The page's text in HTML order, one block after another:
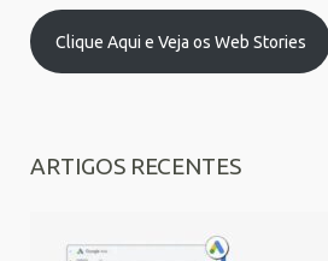
Clique Aqui e Veja os Web Stories
ARTIGOS RECENTES